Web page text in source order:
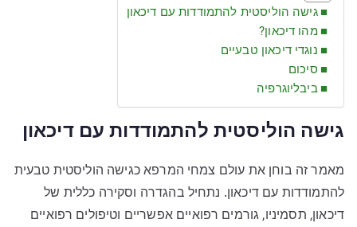
גישה הוליסטית להתמודדות עם דיכאון
מהו דיכאון?
נוגדי דיכאון טבעיים
סיכום
ביבליוגרפיה
גישה הוליסטית להתמודדות עם דיכאון
מאמר זה בוחן את עולם צמחי המרפא כגישה הוליסטית טבעית
להתמודדות עם דיכאון. נתחיל בהגדרה וסקירה כללית של
דיכאון, תסמיניו, גורמים רפואיים אפשריים וטיפולים רפואיים